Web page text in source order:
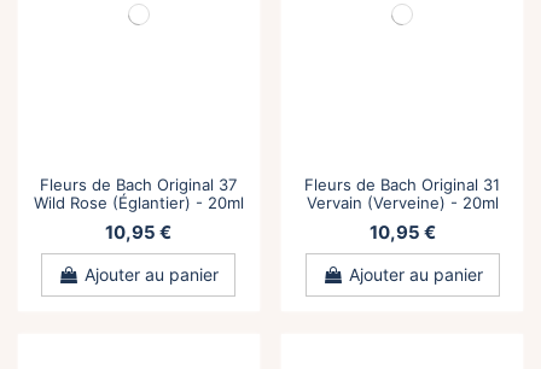
Fleurs de Bach Original 37
Wild Rose (Églantier) - 20ml
10,95 €
Ajouter au panier
Fleurs de Bach Original 31
Vervain (Verveine) - 20ml
10,95 €
Ajouter au panier